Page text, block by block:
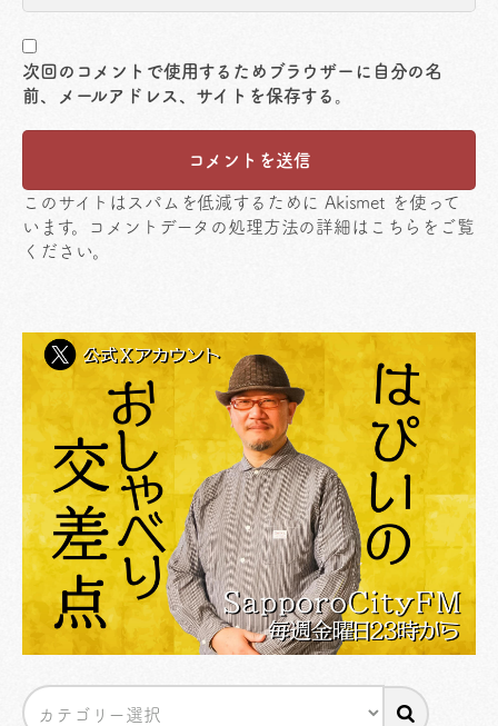
次回のコメントで使用するためブラウザーに自分の名
前、メールアドレス、サイトを保存する。
このサイトはスパムを低減するために Akismet を使って
います。
コメントデータの処理方法の詳細はこちらをご覧
ください。